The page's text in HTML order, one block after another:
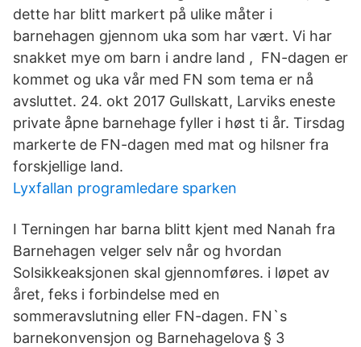
dette har blitt markert på ulike måter i
barnehagen gjennom uka som har vært. Vi har
snakket mye om barn i andre land , FN-dagen er
kommet og uka vår med FN som tema er nå
avsluttet. 24. okt 2017 Gullskatt, Larviks eneste
private åpne barnehage fyller i høst ti år. Tirsdag
markerte de FN-dagen med mat og hilsner fra
forskjellige land.
Lyxfallan programledare sparken
I Terningen har barna blitt kjent med Nanah fra
Barnehagen velger selv når og hvordan
Solsikkeaksjonen skal gjennomføres. i løpet av
året, feks i forbindelse med en
sommeravslutning eller FN-dagen. FN`s
barnekonvensjon og Barnehagelova § 3